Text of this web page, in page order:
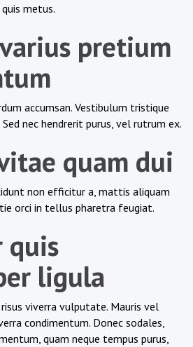
metus.
pretium
accumsan. Vestibulum tristique
nec hendrerit purus, vel rutrum ex.
quam dui
non efficitur a, mattis aliquam
orci in tellus pharetra feugiat.
quis
ligula
viverra vulputate. Mauris vel
condimentum. Donec sodales,
quam neque tempus purus,